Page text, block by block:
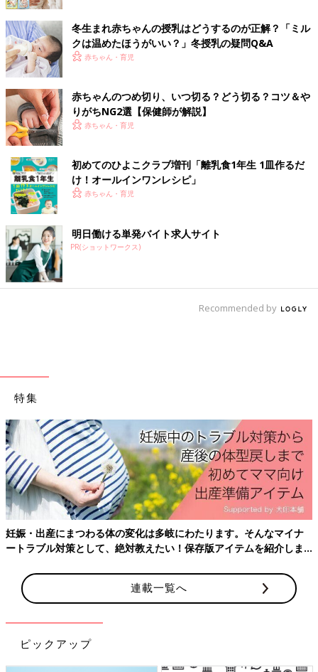
5～8カ月赤ちゃんのママ必見！ 離乳食
と授乳の5つのギモン【助産師が回答】
3～4カ月ごろで授乳が軌道に乗ってきた赤ちゃ
で、授乳の量や回数に変化が出てきます。ま
た、夜間の授乳が減る赤ちゃんがいる一方で、
夜泣きが始まる赤ちゃんも…。そこで、5～8カ
月の赤ちゃんを持つママから「ひよこクラブ」
いる、助産師の小澤千恵先生に、どのように対
応するのがいいかを教えてもらいました。
冬の授乳は、赤ちゃんが寒くないか心配だったり、ママ・パパ
も、冷えるキッチンでミルク作りをしたり、おっぱいを出すこと
や疑問を少しでも解消して、冬の授乳を乗りきっていきましょ
う。
『ひよこクラブ』2021年12月号には、昨シーズンの冬に夜間授
乳を経験したママたちのリアルな声や、夜間授乳の「寒い」「ツ
ライ」を防ぐためのポイントを紹介した「寒い部屋での乳出し、
ミルク作り…結構ツライんです 夜中の極寒授乳に今から備えて
参考／『ひよこクラブ』2021年12月号「寒い部屋での乳出し、
※掲載している情報は2021年11月現在のものです。
冬生まれ赤ちゃんの授乳はどうするのが正解？「ミル
クは温めたほうがいい？」冬授乳の疑問Q&A
赤ちゃん・育児
赤ちゃんのつめ切り、いつ切る？どう切る？コツ＆や
りがちNG2選【保健師が解説】
赤ちゃん・育児
初めてのひよこクラブ増刊「離乳食1年生 1皿作るだ
け！オールインワン​レシピ」
赤ちゃん・育児
明日働ける単発バイト求人サイト
PR(ショットワークス)
Recommended by
特集
妊娠・出産にまつわる体の変化は多岐にわたります。そんなマイナ
ートラブル対策として、絶対教えたい！保存版アイテムを紹介しま
連載一覧へ
ピックアップ